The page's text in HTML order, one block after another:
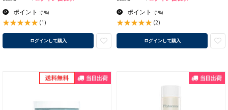
ポイント :(1%)
(1)
ログインして購入
ポイント :(1%)
(2)
ログインして購入